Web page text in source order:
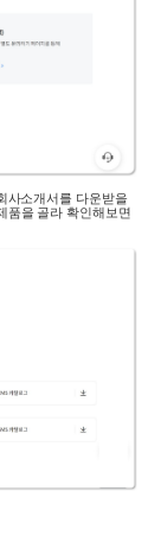
사소개서를 다운받을
품을 골라 확인해보면